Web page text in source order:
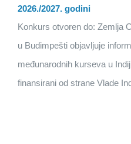
2026./2027. godini
Konkurs otvoren do: Zemlja
u Budimpešti objavljuje
međunarodnih kurseva u
finansirani od strane Vlade